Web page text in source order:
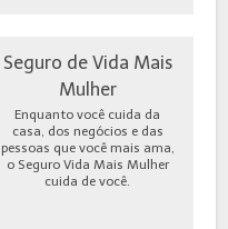
Seguro de Vida Mais
Mulher
Enquanto você cuida da
casa, dos negócios e das
pessoas que você mais ama,
o Seguro Vida Mais Mulher
cuida de você.